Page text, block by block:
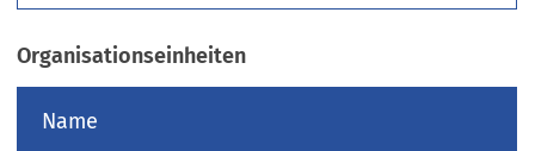
a
)
Organisationseinheiten
Name